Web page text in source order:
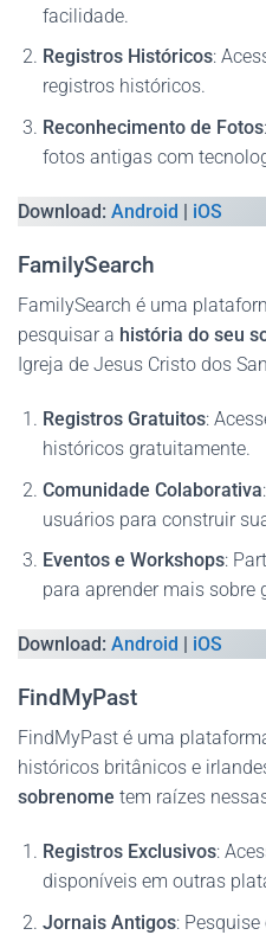
facilidade.
Registros Históricos:
registros históricos.
Reconhecimento de Fotos
fotos antigas com
Download: Android | iOS
FamilySearch
FamilySearch é uma
pesquisar a história do seu
Igreja de Jesus Cristo dos
Registros Gratuitos:
históricos gratuitamente.
Comunidade Colaborativa
usuários para construir
Eventos e Workshops:
para aprender mais sobre
Download: Android | iOS
FindMyPast
FindMyPast é uma
históricos britânicos e
sobrenome tem raízes
Registros Exclusivos:
disponíveis em outras
Jornais Antigos: